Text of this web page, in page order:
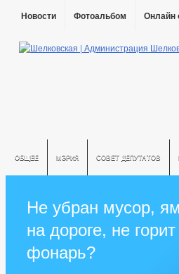
Новости Фотоальбом Онлайн
ОБЩЕЕ МЭРИЯ СОВЕТ ДЕПУТАТОВ
Не убран мусор,
на дороге, не горит
фонарь?